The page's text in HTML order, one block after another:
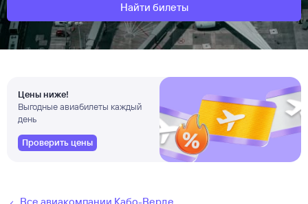
Найти билеты
Цены ниже!
Выгодные авиабилеты каждый
день
Проверить цены